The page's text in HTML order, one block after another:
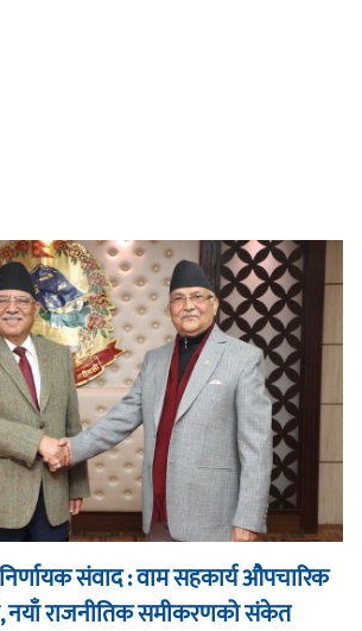
संवाद : वाम सहकार्य औपचारिक
नयाँ राजनीतिक समीकरणको संकेत